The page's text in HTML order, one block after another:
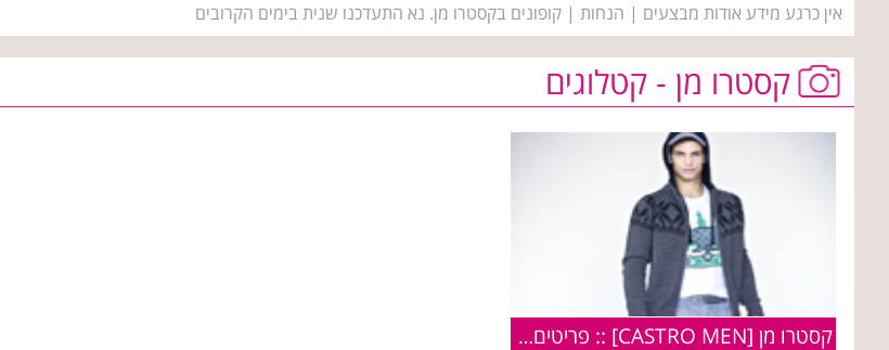
אין כרגע מידע אודות מבצעים | הנחות | קופונים בקסטרו מן. נא התעדכנו שנית בימים הקרובים
קסטרו מן - קטלוגים
קסטרו מן [CASTRO MEN] :: פריטים מקולקציית חורף 2010